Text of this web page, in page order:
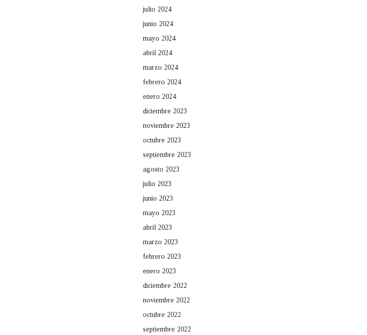
julio 2024
junio 2024
mayo 2024
abril 2024
marzo 2024
febrero 2024
enero 2024
diciembre 2023
noviembre 2023
octubre 2023
septiembre 2023
agosto 2023
julio 2023
junio 2023
mayo 2023
abril 2023
marzo 2023
febrero 2023
enero 2023
diciembre 2022
noviembre 2022
octubre 2022
septiembre 2022